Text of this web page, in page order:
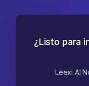
¿Listo para
Leexi AI